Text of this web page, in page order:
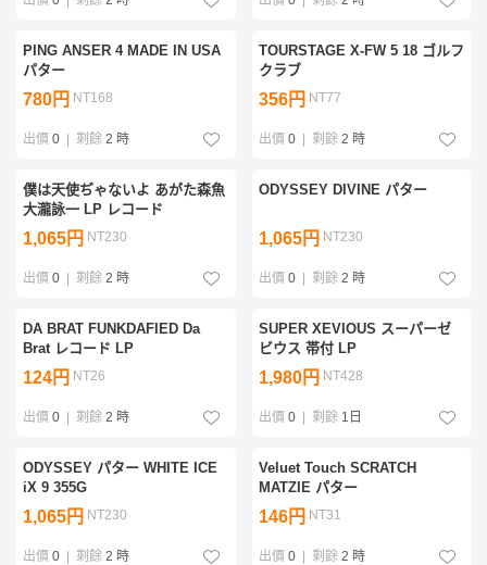
PING ANSER 4 MADE IN USA
パター
780円 NT168
出價 0 剩餘 2 時
TOURSTAGE X-FW 5 18 ゴルフ
クラブ
356円 NT77
出價 0 剩餘 2 時
僕は天使ぢゃないよ あがた森魚
大瀧詠一 LP レコード
1,065円 NT230
出價 0 剩餘 2 時
ODYSSEY DIVINE パター
1,065円 NT230
出價 0 剩餘 2 時
DA BRAT FUNKDAFIED Da
Brat レコード LP
124円 NT26
出價 0 剩餘 2 時
SUPER XEVIOUS スーパーゼ
ビウス 帯付 LP
1,980円 NT428
出價 0 剩餘 1日
ODYSSEY パター WHITE ICE
iX 9 355G
1,065円 NT230
出價 0 剩餘 2 時
Veluet Touch SCRATCH
MATZIE パター
146円 NT31
出價 0 剩餘 2 時